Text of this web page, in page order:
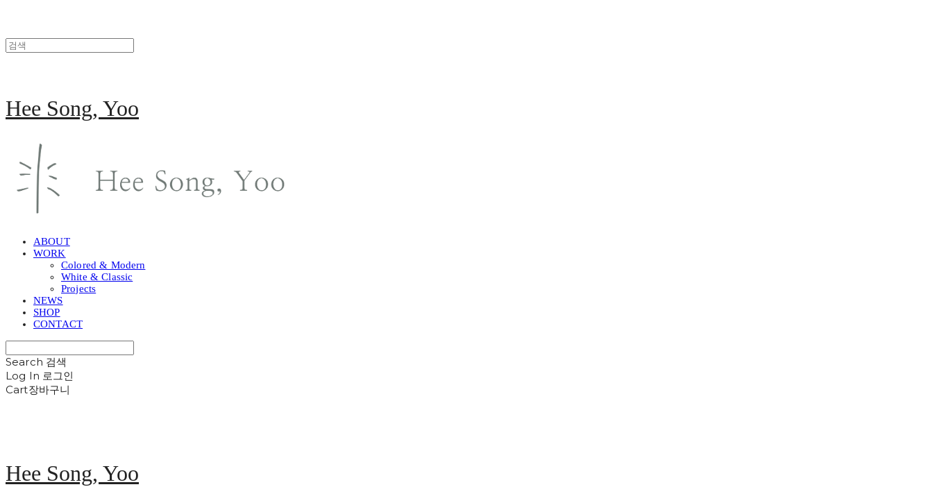
Hee Song, Yoo
ABOUT
WORK
Colored & Modern
White & Classic
Projects
NEWS
SHOP
CONTACT
Search 검색
Log In 로그인
Cart장바구니
Hee Song, Yoo